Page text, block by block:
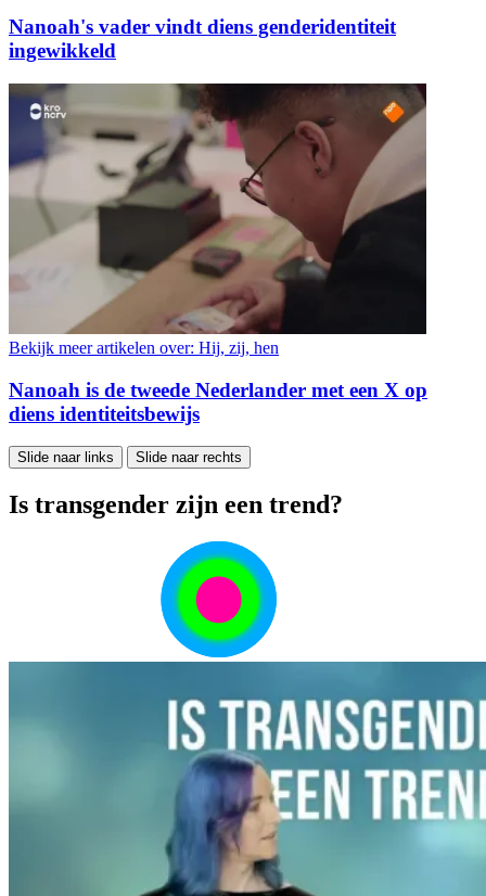
Nanoah's vader vindt diens genderidentiteit
ingewikkeld
Bekijk meer artikelen over: Hij, zij, hen
Nanoah is de tweede Nederlander met een X op
diens identiteitsbewijs
Slide naar links Slide naar rechts
Is transgender zijn een trend?